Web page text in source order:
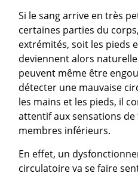
Si le sang arrive en très
certaines parties du
extrémités, soit les pieds
deviennent alors
peuvent même être
détecter une mauvaise
les mains et les pieds, il
attentif aux sensations
membres inférieurs.
En effet, un
circulatoire va se faire